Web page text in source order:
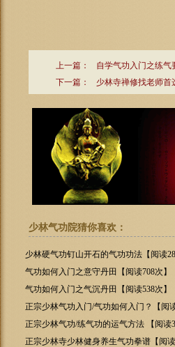
上一篇：
自学气功入门之练气
下一篇：
少林寺禅修找老师
少林气功院猜你喜欢：
少林硬气功钉山开石的气功功法【阅读
气功如何入门之意守丹田【阅读708次】
气功如何入门之气沉丹田【阅读538次】
正宗少林气功入门/气功如何入门？【阅读
正宗少林气功/练气功的运气方法 【阅读
正宗少林寺少林健身养生气功拳谱【阅读